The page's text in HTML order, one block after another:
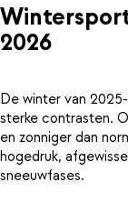
2026
De winter van
sterke contrasten.
en zonniger dan
hogedruk,
sneeuwfases.